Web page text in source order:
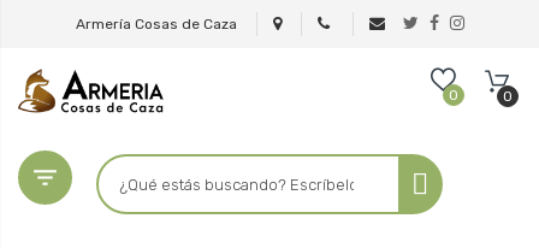
Armería Cosas de Caza
0 0
